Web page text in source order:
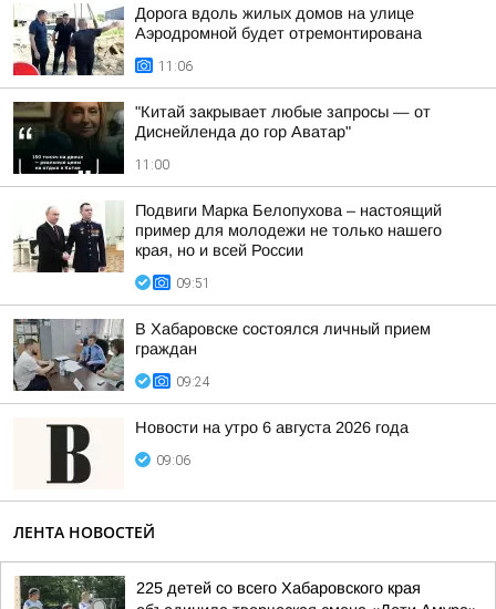
Дорога вдоль жилых домов на улице
Аэродромной будет отремонтирована
11:06
"Китай закрывает любые запросы — от
Диснейленда до гор Аватар"
11:00
Подвиги Марка Белопухова – настоящий
пример для молодежи не только нашего
края, но и всей России
09:51
В Хабаровске состоялся личный прием
граждан
09:24
Новости на утро 6 августа 2026 года
09:06
ЛЕНТА НОВОСТЕЙ
225 детей со всего Хабаровского края